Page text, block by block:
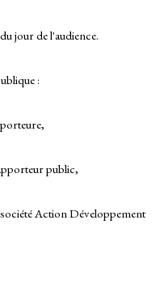
jour de l'audience.
:
public,
Action Développement